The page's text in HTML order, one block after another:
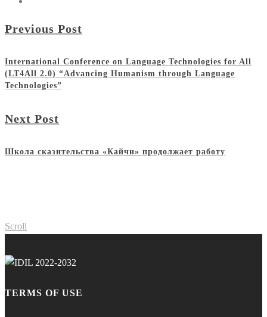
Previous Post
International Conference on Language Technologies for All
(LT4All 2.0) “Advancing Humanism through Language
Technologies”
Next Post
Школа сказительства «Кайчи» продолжает работу
Scroll
TERMS OF USE